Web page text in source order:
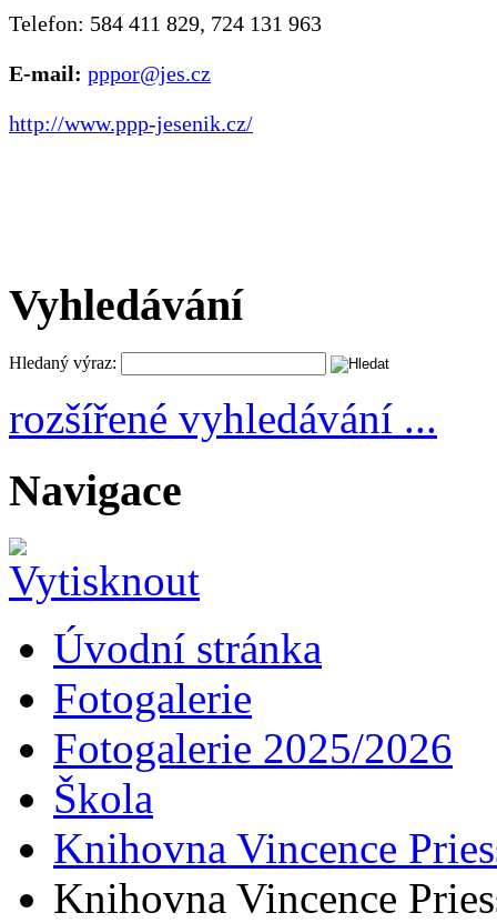
Telefon: 584 411 829, 724 131 963
E-mail: pppor@jes.cz
http://www.ppp-jesenik.cz/
Vyhledávání
Hledaný výraz:
rozšířené vyhledávání ...
Navigace
Úvodní stránka
Fotogalerie
Fotogalerie 2025/2026
Škola
Knihovna Vincence
Knihovna Vincence